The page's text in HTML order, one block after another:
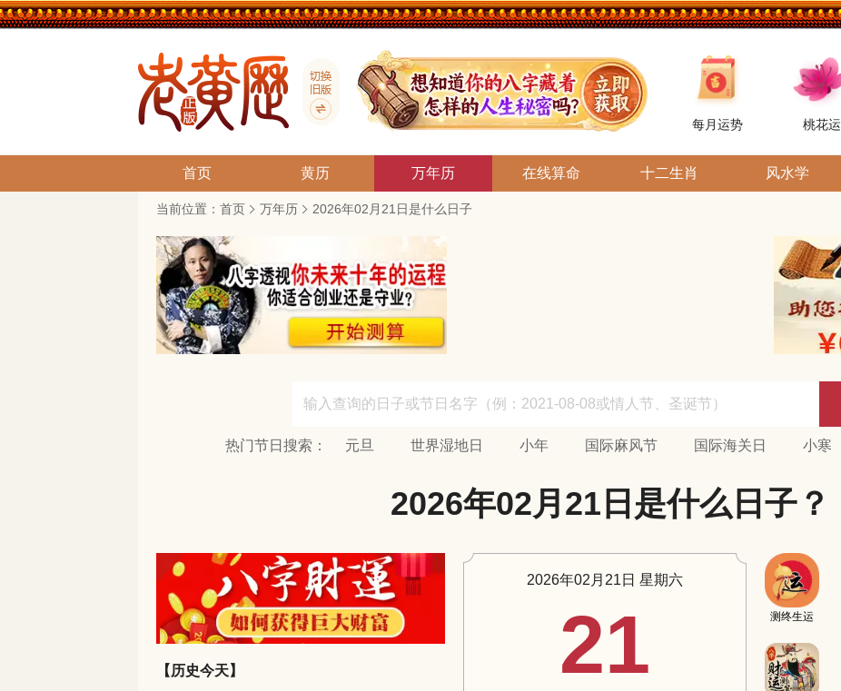
每月运势 桃花运
首页 黄历 万年历 在线算命 十二生肖 风水学
当前位置： 首页 万年历 2026年02月21日是什么日子
热门节日搜索： 元旦 世界湿地日 小年 国际麻风节 国际海关日 小寒
2026年02月21日是什么日子？
【历史今天】
2026年02月21日 星期六
21 测终生运